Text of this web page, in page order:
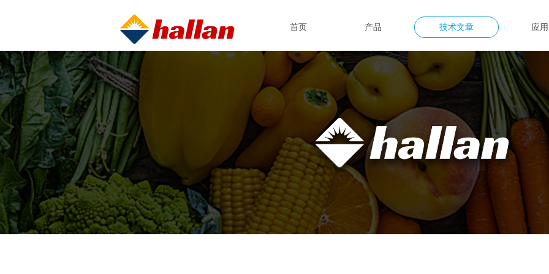
首页 产品 技术文章 应用